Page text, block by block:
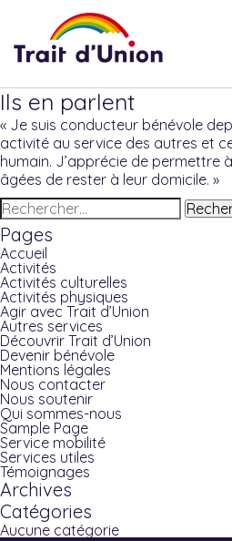
Ils en parlent
« Je suis conducteur bénévole
activité au service des autres et
humain. J’apprécie de permettre
âgées de rester à leur domicile. »
Rechercher :
Pages
Accueil
Activités
Activités culturelles
Activités physiques
Agir avec Trait d’Union
Autres services
Découvrir Trait d’Union
Devenir bénévole
Mentions légales
Nous contacter
Nous soutenir
Qui sommes-nous
Sample Page
Service mobilité
Services utiles
Témoignages
Archives
Catégories
Aucune catégorie